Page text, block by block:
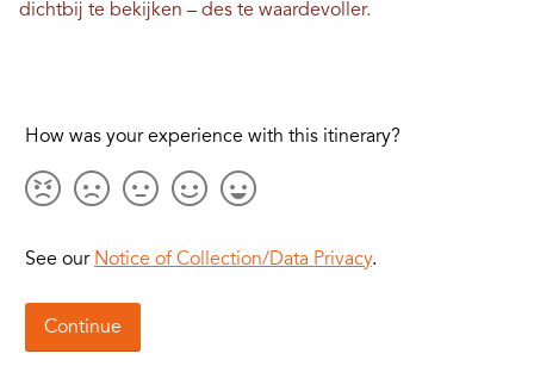
dichtbij te bekijken – des te waardevoller.